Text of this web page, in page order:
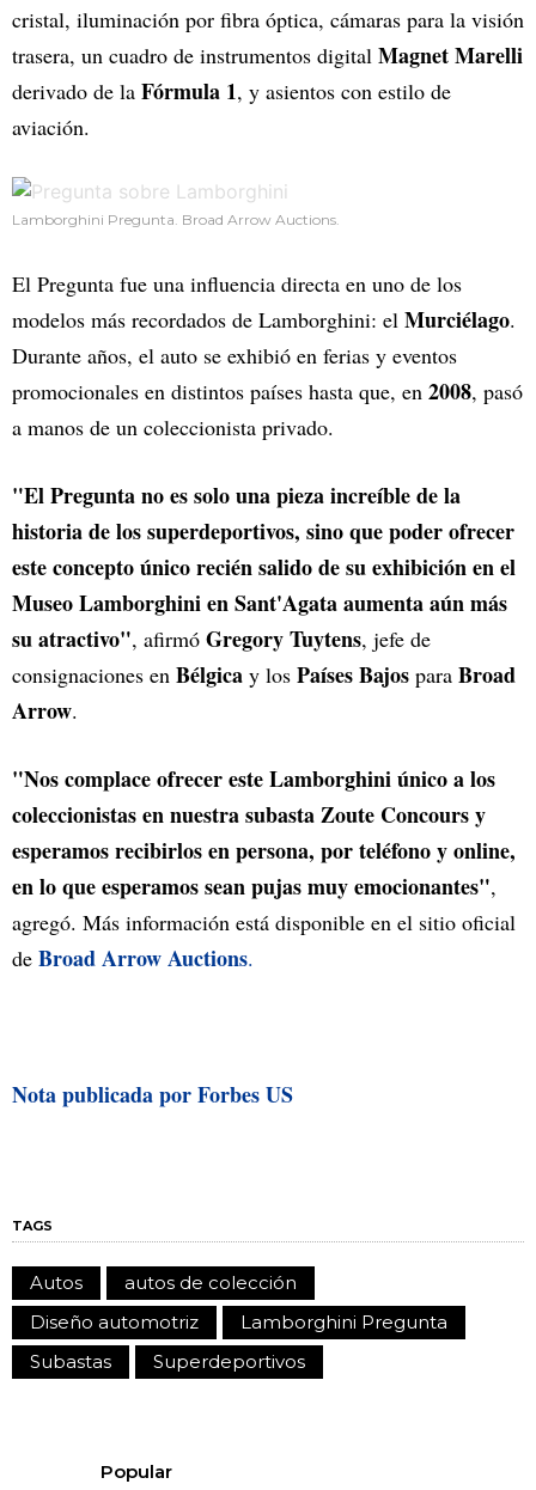
cristal, iluminación por fibra óptica, cámaras para la visión
trasera, un cuadro de instrumentos digital Magnet Marelli
derivado de la Fórmula 1, y asientos con estilo de
aviación.
Lamborghini Pregunta. Broad Arrow Auctions.
El Pregunta fue una influencia directa en uno de los
modelos más recordados de Lamborghini: el Murciélago.
Durante años, el auto se exhibió en ferias y eventos
promocionales en distintos países hasta que, en 2008, pasó
a manos de un coleccionista privado.
"El Pregunta no es solo una pieza increíble de la
historia de los superdeportivos, sino que poder ofrecer
este concepto único recién salido de su exhibición en el
Museo Lamborghini en Sant'Agata aumenta aún más
su atractivo", afirmó Gregory Tuytens, jefe de
consignaciones en Bélgica y los Países Bajos para Broad
Arrow.
"Nos complace ofrecer este Lamborghini único a los
coleccionistas en nuestra subasta Zoute Concours y
esperamos recibirlos en persona, por teléfono y online,
en lo que esperamos sean pujas muy emocionantes",
agregó. Más información está disponible en el sitio oficial
de Broad Arrow Auctions.
Nota publicada por Forbes US
TAGS
Autos
autos de colección
Diseño automotriz
Lamborghini Pregunta
Subastas
Superdeportivos
Popular